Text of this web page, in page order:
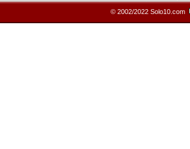
© 2002/2022 Solo10.com